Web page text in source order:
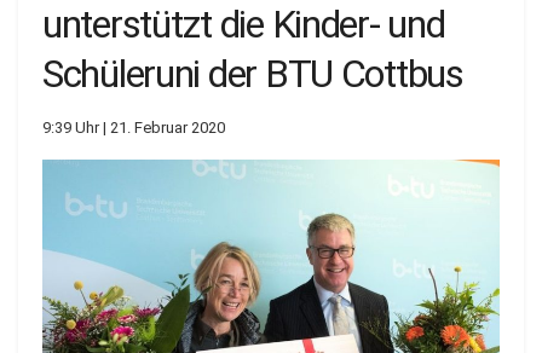
unterstützt die Kinder- und
Schüleruni der BTU Cottbus
9:39 Uhr | 21. Februar 2020